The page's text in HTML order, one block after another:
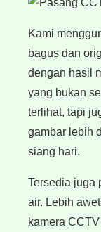
Kami
bagus dan
dengan hasil
yang bukan
terlihat, tapi
gambar lebih
siang hari.
Tersedia juga
air. Lebih
kamera